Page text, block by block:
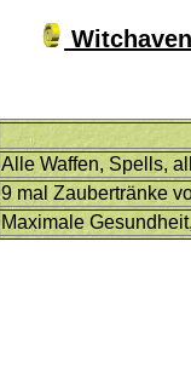
Alle Waffen, Spells,
9 mal Zaubertränke
Maximale